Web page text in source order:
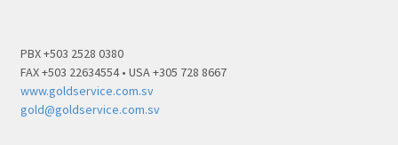
PBX +503 2528 0380
FAX +503 22634554 • USA +305 728 8667
www.goldservice.com.sv
gold@goldservice.com.sv